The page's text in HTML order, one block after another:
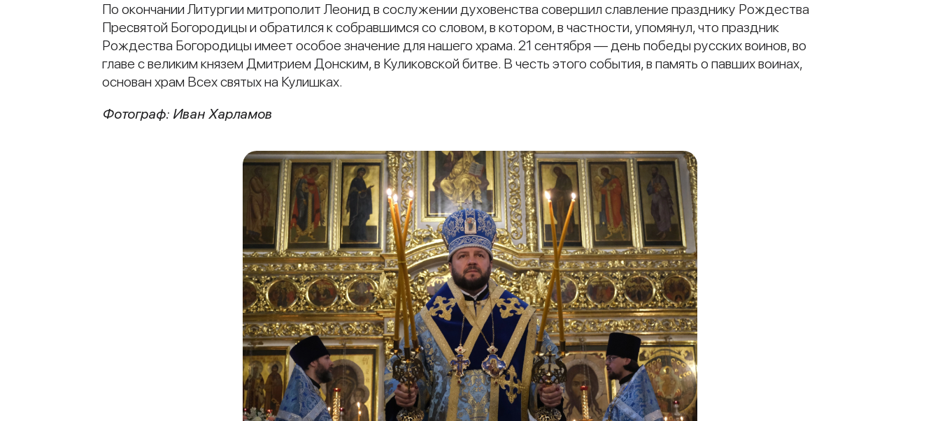
По окончании Литургии митрополит Леонид в сослужении духовенства совершил славление празднику Рождества
Пресвятой Богородицы и обратился к собравшимся со словом, в котором, в частности, упомянул, что праздник
Рождества Богородицы имеет особое значение для нашего храма. 21 сентября — день победы русских воинов, во
главе с великим князем Дмитрием Донским, в Куликовской битве. В честь этого события, в память о павших воинах,
основан храм Всех святых на Кулишках.
Фотограф: Иван Харламов